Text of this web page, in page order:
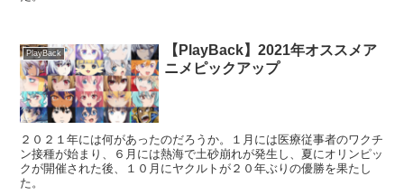
PlayBack
【PlayBack】2021年オススメア
ニメピックアップ
２０２１年には何があったのだろうか。１月には医療従事者のワクチ
ン接種が始まり、６月には熱海で土砂崩れが発生し、夏にオリンピッ
クが開催された後、１０月にヤクルトが２０年ぶりの優勝を果たし
た。